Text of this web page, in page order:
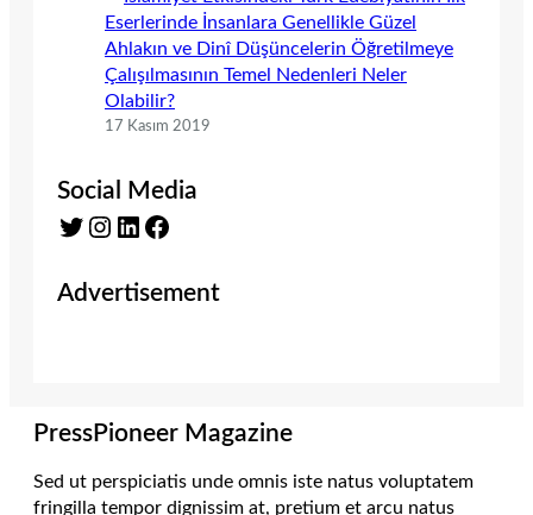
Eserlerinde İnsanlara Genellikle Güzel
Ahlakın ve Dinî Düşüncelerin Öğretilmeye
Çalışılmasının Temel Nedenleri Neler
Olabilir?
17 Kasım 2019
Social Media
Twitter Instagram LinkedIn Facebook
Advertisement
PressPioneer Magazine
Sed ut perspiciatis unde omnis iste natus voluptatem
fringilla tempor dignissim at, pretium et arcu natus